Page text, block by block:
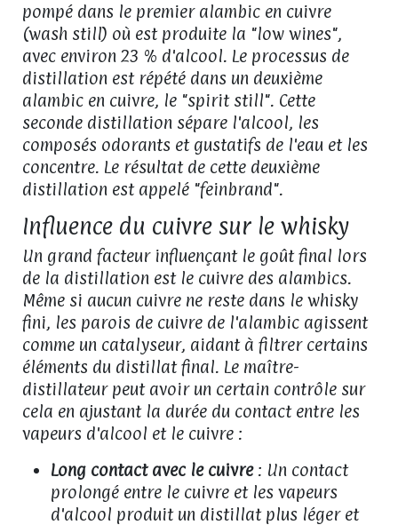
pompé dans le premier alambic en cuivre
(wash still) où est produite la "low wines",
avec environ 23 % d'alcool. Le processus de
distillation est répété dans un deuxième
alambic en cuivre, le "spirit still". Cette
seconde distillation sépare l'alcool, les
composés odorants et gustatifs de l'eau et les
concentre. Le résultat de cette deuxième
distillation est appelé "feinbrand".
Influence du cuivre sur le whisky
Un grand facteur influençant le goût final lors
de la distillation est le cuivre des alambics.
Même si aucun cuivre ne reste dans le whisky
fini, les parois de cuivre de l'alambic agissent
comme un catalyseur, aidant à filtrer certains
éléments du distillat final. Le maître-
distillateur peut avoir un certain contrôle sur
cela en ajustant la durée du contact entre les
vapeurs d'alcool et le cuivre :
Long contact avec le cuivre: Un contact
prolongé entre le cuivre et les vapeurs
d'alcool produit un distillat plus léger et